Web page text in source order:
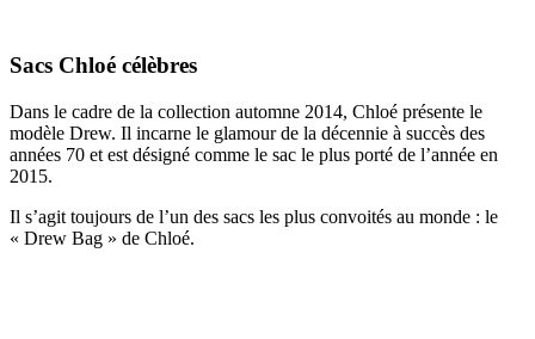
Sacs Chloé célèbres
Dans le cadre de la collection automne 2014, Chloé présente le
modèle Drew. Il incarne le glamour de la décennie à succès des
années 70 et est désigné comme le sac le plus porté de l’année en
2015.
Il s’agit toujours de l’un des sacs les plus convoités au monde : le
« Drew Bag » de Chloé.